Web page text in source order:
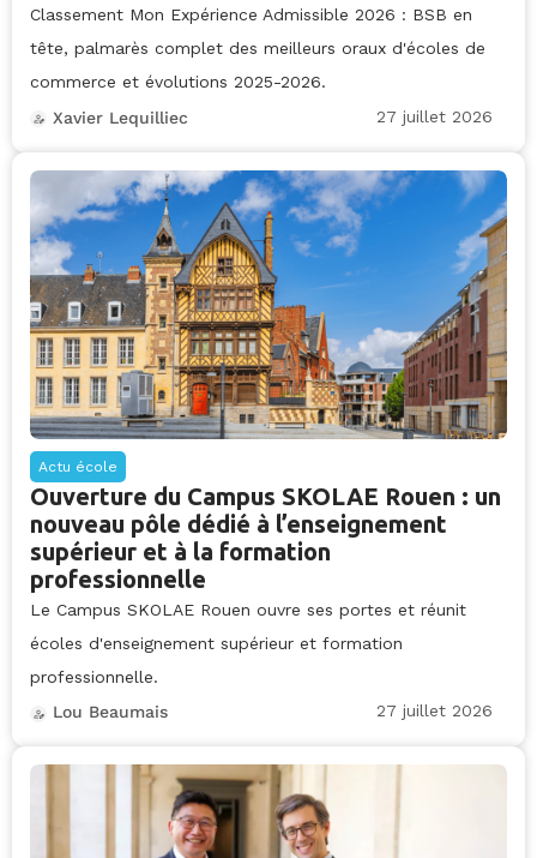
Classement Mon Expérience Admissible 2026 : BSB en
tête, palmarès complet des meilleurs oraux d'écoles de
commerce et évolutions 2025-2026.
Xavier Lequilliec
27 juillet 2026
Actu école
Ouverture du Campus SKOLAE Rouen : un
nouveau pôle dédié à l’enseignement
supérieur et à la formation
professionnelle
Le Campus SKOLAE Rouen ouvre ses portes et réunit
écoles d'enseignement supérieur et formation
professionnelle.
Lou Beaumais
27 juillet 2026